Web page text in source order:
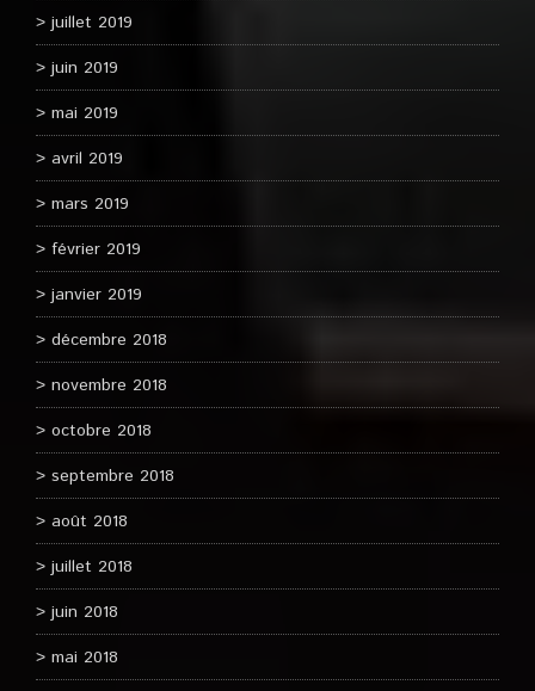
juillet 2019
juin 2019
mai 2019
avril 2019
mars 2019
février 2019
janvier 2019
décembre 2018
novembre 2018
octobre 2018
septembre 2018
août 2018
juillet 2018
juin 2018
mai 2018